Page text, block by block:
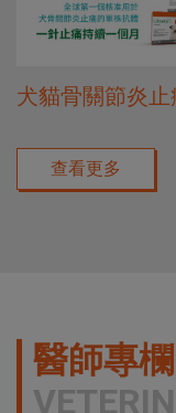
犬貓骨關節炎
查看更多
醫師專欄